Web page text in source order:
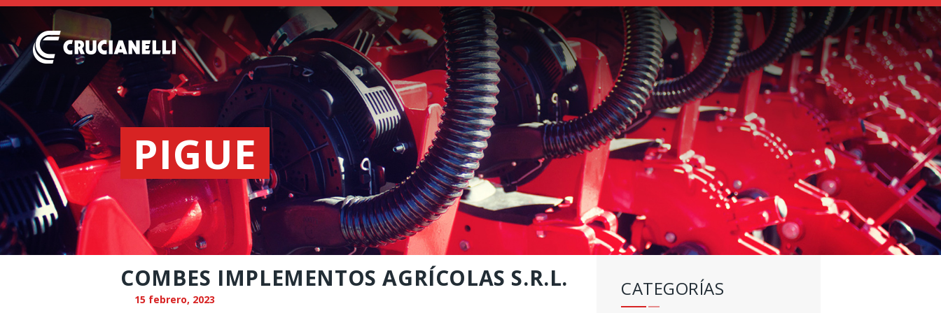
PIGUE
SEMBRADORAS
FERTILIZADORAS
INSTITUCIONAL
CONCESIONARIOS
NOVEDADES
RECURSOS
CONTACTO
COMBES IMPLEMENTOS AGRÍCOLAS S.R.L.
15 febrero, 2023 CATEGORÍAS